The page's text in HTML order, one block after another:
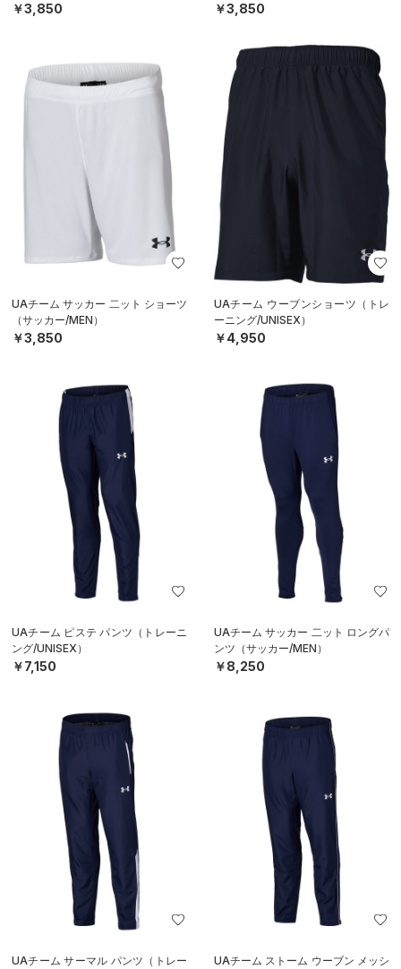
￥3,850 ￥3,850
UAチーム サッカー 二ット ショーツ
（サッカー/MEN）
￥3,850
UAチーム ウーブンショーツ（トレ
ーニング/UNISEX）
￥4,950
UAチーム ピステ パンツ（トレーニ
ング/UNISEX）
￥7,150
UAチーム サッカー 二ット ロングパ
ンツ（サッカー/MEN）
￥8,250
UAチーム サーマル パンツ（トレー
UAチーム ストーム ウーブン メッシ